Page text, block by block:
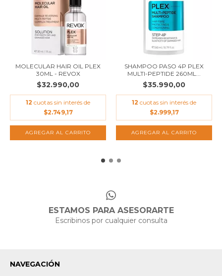
MOLECULAR HAIR OIL PLEX
30ML - REVOX
$32.990,00
12 cuotas sin interés de
$2.749,17
SHAMPOO PASO 4P PLEX
MULTI-PEPTIDE 260ML...
$35.990,00
12 cuotas sin interés de
$2.999,17
ESTAMOS PARA ASESORARTE
Escribinos por cualquier consulta
NAVEGACIÓN